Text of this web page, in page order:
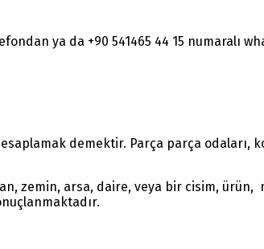
ya da +90 541465 44 15 numaralı
demektir. Parça parça odaları,
zemin, arsa, daire, veya bir cisim, ürün,